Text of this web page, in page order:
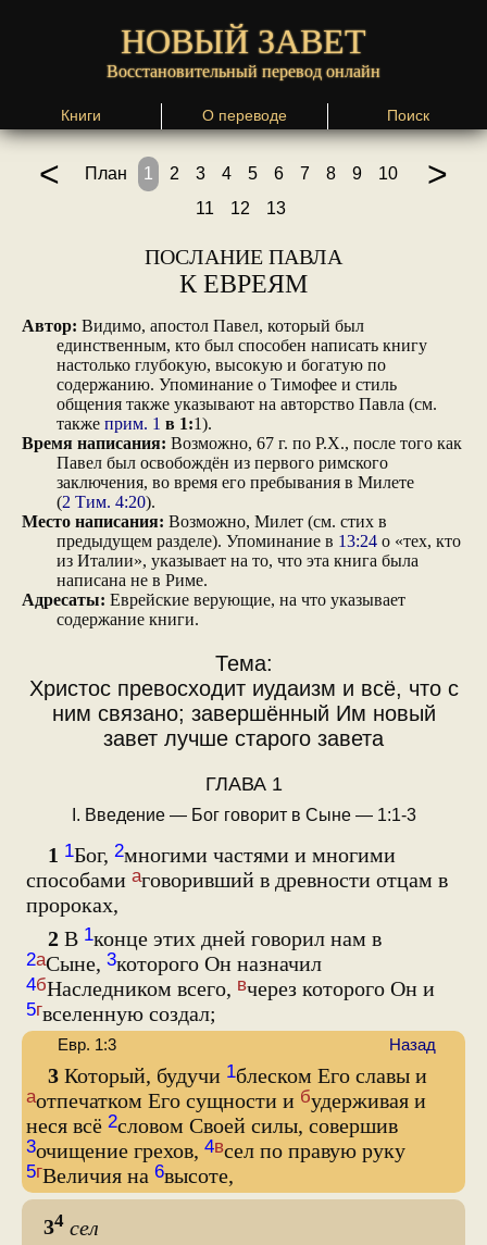
НОВЫЙ ЗАВЕТ
Восстановительный перевод онлайн
Книги О переводе Поиск
< План 1 2 3 4 5 6 7 8 9
10
11
12 13
>
ПОСЛАНИЕ ПАВЛА
К ЕВРЕЯМ
Автор: Видимо, апостол Павел, который был
единственным, кто был способен написать книгу
настолько глубокую, высокую и богатую по
содержанию. Упоминание о Тимофее и стиль
общения также указывают на авторство Павла (см.
также прим. 1 в 1:1).
Время написания: Возможно, 67 г. по Р.Х., после того как
Павел был освобождён из первого римского
заключения, во время его пребывания в Милете
(2 Тим. 4:20).
Место написания: Возможно, Милет (см. стих в
предыдущем разделе). Упоминание в 13:24 о «тех, кто
из Италии», указывает на то, что эта книга была
написана не в Риме.
Адресаты: Еврейские верующие, на что указывает
содержание книги.
Тема:
Христос превосходит иудаизм и всё, что с
ним связано; завершённый Им новый
завет лучше старого завета
ГЛАВА 1
I. Введение — Бог говорит в Сыне — 1:1-3
1 1Бог, 2многими частями и многими
способами аговоривший в древности отцам в
пророках,
2 В 1конце этих дней говорил нам в
2аСыне, 3которого Он назначил
4бНаследником всего, вчерез которого Он и
5гвселенную создал;
3 Который, будучи 1блеском Его славы и
аотпечатком Его сущности и будерживая и
неся всё 2словом Своей силы, совершив
3очищение грехов, 4всел по правую руку
5гВеличия на 6высоте,
Евр. 1:3 Назад
34 сел